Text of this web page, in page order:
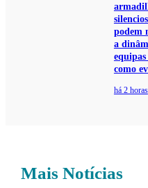
podem
a
equipas
como
há 2 horas
Mais Notícias